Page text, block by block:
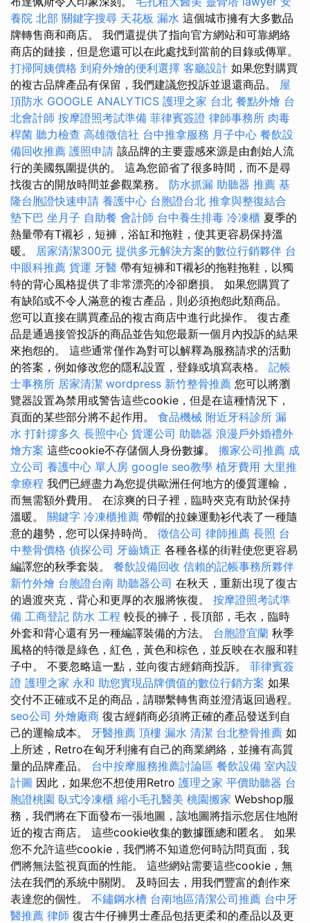
養院 北部 關鍵字搜尋 天花板 漏水 這個城市擁有大多數品
牌轉售商和商店。 我們還提供了指向官方網站和可靠網絡
商店的鏈接，但是您還可以在此處找到當前的目錄或傳單。
打掃阿姨價格 到府外燴的便利選擇 客廳設計 如果您對購買
的複古品牌產品有保留，我們建議您投訴並退還商品。 屋
頂防水 GOOGLE ANALYTICS 護理之家 台北 餐點外燴 台
北會計師 按摩證照考試準備 菲律賓簽證 律師事務所 肉毒
桿菌 聽力檢查 高雄徵信社 台中推拿服務 月子中心 餐飲設
備回收推薦 護照申請 該品牌的主要靈感來源是由創始人流
行的美國氛圍提供的。 這為您節省了很多時間，而不是尋
找復古的開放時間並參觀業務。 防水抓漏 助聽器 推薦 基
隆台胞證快速申請 養護中心 台胞證台北 推拿與整復結合
墊下巴 坐月子 自助餐 會計師 台中養生排毒 冷凍櫃 夏季的
熱量帶有T襯衫，短褲，浴缸和拖鞋，使其更容易保持溫
暖。 居家清潔300元 提供多元解決方案的數位行銷夥伴 台
中眼科推薦 貨運 牙醫 帶有短褲和T襯衫的拖鞋拖鞋，以獨
特的背心風格提供了非常漂亮的冷卻磨損。 如果您購買了
有缺陷或不令人滿意的複古產品，則必須抱怨此類商品。
您可以直接在購買產品的複古商店中進行此操作。 復古產
品是通過接管投訴的商品並告知您最新一個月內投訴的結果
來抱怨的。 這些通常僅作為對可以解釋為服務請求的活動
的答案，例如修改您的隱私設置，登錄或填寫表格。 記帳
士事務所 居家清潔 wordpress 新竹整骨推薦 您可以將瀏
覽器設置為禁用或警告這些cookie，但是在這種情況下，
頁面的某些部分將不起作用。 食品機械 附近牙科診所 漏
水 打針撐多久 長照中心 貨運公司 助聽器 浪漫戶外婚禮外
燴方案 這些cookie不存儲個人身份數據。 搬家公司推薦 成
立公司 養護中心 單人房 google seo教學 植牙費用 大里推
拿療程 我們已經盡力為您提供歐洲任何地方的優質運輸，
而無需額外費用。 在涼爽的日子裡，臨時夾克有助於保持
溫暖。 關鍵字 冷凍櫃推薦 帶帽的拉鍊運動衫代表了一種隨
意的趨勢，您可以保持時尚。 徵信公司 律師推薦 長照 台
中整骨價格 偵探公司 牙齒矯正 各種各樣的街鞋使您更容易
編譯您的秋季套裝。 餐飲設備回收 信賴的記帳事務所夥伴
新竹外燴 台胞證台南 助聽器公司 在秋天，重新出現了復古
的過渡夾克，背心和更厚的衣服將恢復。 按摩證照考試準
備 工商登記 防水 工程 較長的褲子，長頂部，毛衣，臨時
外套和背心還有另一種編譯裝備的方法。 台胞證宜蘭 秋季
風格的特徵是綠色，紅色，黃色和棕色，並反映在衣服和鞋
子中。 不要忽略這一點，並向復古經銷商投訴。 菲律賓簽
證 護理之家 永和 助您實現品牌價值的數位行銷方案 如果
交付不正確或不足的商品，請聯繫轉售商並澄清返回過程。
seo公司 外燴廠商 復古經銷商必須將正確的產品發送到自
己的運輸成本。 牙醫推薦 頂樓 漏水 清潔 台北整骨推薦 如
上所述，Retro在匈牙利擁有自己的商業網絡，並擁有高質
量的品牌產品。 台中按摩服務推薦討論區 餐飲設備 室內設
計圖 因此，如果您不想使用Retro 護理之家 平價助聽器 台
胞證桃園 臥式冷凍櫃 縮小毛孔醫美 桃園搬家 Webshop服
務，我們將在下面發布一張地圖，該地圖將指示您居住地附
近的複古商店。 這些cookie收集的數據匯總和匿名。 如果
您不允許這些cookie，我們將不知道您何時訪問頁面，我
們將無法監視頁面的性能。 這些網站需要這些cookie，無
法在我們的系統中關閉。 及時回去，用我們豐富的創作來
表達您的個性。 不鏽鋼水槽 台南地區清潔公司推薦 台中牙
醫推薦 律師 復古牛仔褲男士產品包括更柔和的產品以及更